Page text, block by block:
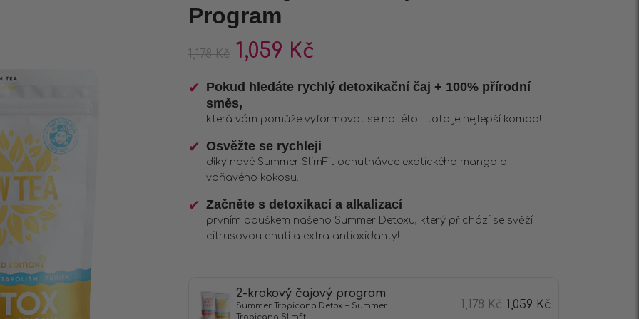
Program
1,178Kč 1,059 Kč
Pokud hledáte rychlý detoxikační čaj + 100% přírodní
směs,
která vám pomůže vyformovat se na léto – toto je nejlepší kombo!
Osvěžte se rychleji
díky nové Summer SlimFit ochutnávce exotického manga a
voňavého kokosu.
Začněte s detoxikací a alkalizací
prvním douškem našeho Summer Detoxu, který přichází se svěží
citrusovou chutí a extra antioxidanty!
2-krokový čajový program
Summer Tropicana Detox + Summer
1,178Kč 1,059 Kč